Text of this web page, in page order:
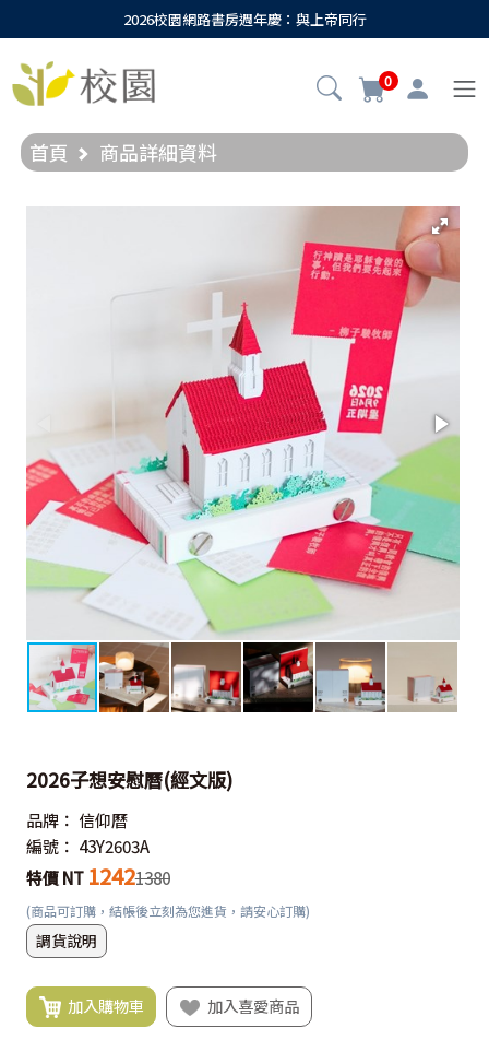
2026校園網路書房週年慶：與上帝同行
0
首頁 商品詳細資料
2026子想安慰曆(經文版)
品牌： 信仰曆
編號： 43Y2603A
特價 NT 12421380
(商品可訂購，結帳後立刻為您進貨，請安心訂購)
調貨說明
加入購物車 加入喜愛商品